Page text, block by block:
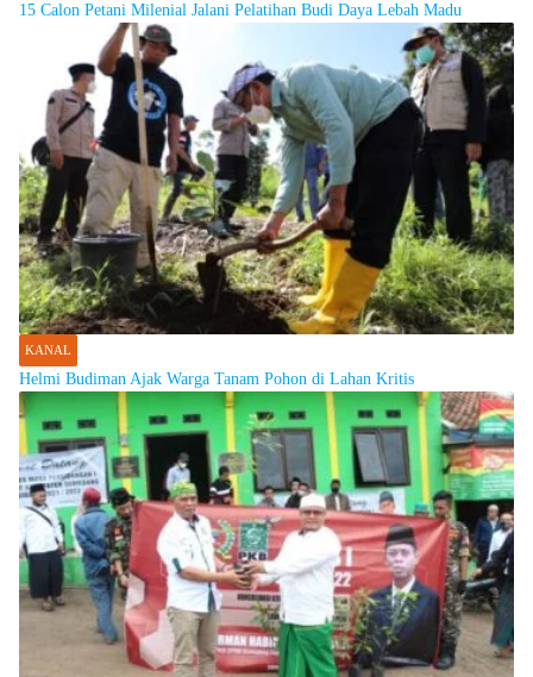
15 Calon Petani Milenial Jalani Pelatihan Budi Daya Lebah Madu
KANAL
Helmi Budiman Ajak Warga Tanam Pohon di Lahan Kritis